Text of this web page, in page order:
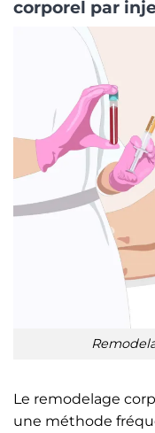
corporel par
Le remodelage
une méthode